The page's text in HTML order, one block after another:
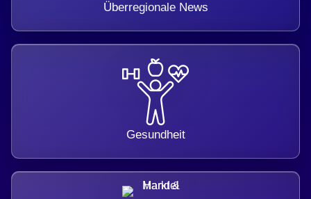
Überregionale News
Gesundheit